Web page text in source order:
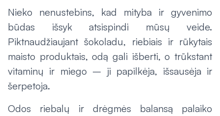
Nieko nenustebins, kad mityba ir gyvenimo
būdas išsyk atsispindi mūsų veide.
Piktnaudžiaujant šokoladu, riebiais ir rūkytais
maisto produktais, odą gali išberti, o trūkstant
vitaminų ir miego – ji papilkėja, išsausėja ir
šerpetoja.
Odos riebalų ir drėgmės balansą palaiko